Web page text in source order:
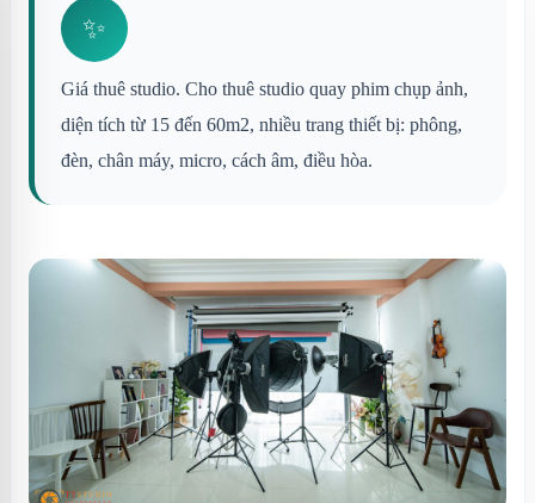
✨
Giá thuê studio. Cho thuê studio quay phim chụp ảnh,
diện tích từ 15 đến 60m2, nhiều trang thiết bị: phông,
đèn, chân máy, micro, cách âm, điều hòa.